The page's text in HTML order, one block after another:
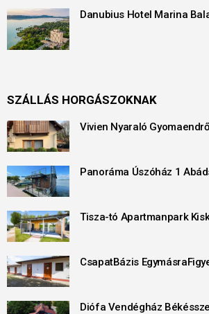
Danubius Hotel Marina
SZÁLLÁS HORGÁSZOKNAK
Vivien Nyaraló
Panoráma Úszóház 1
Tisza-tó Apartmanpark
CsapatBázis
Diófa Vendégház